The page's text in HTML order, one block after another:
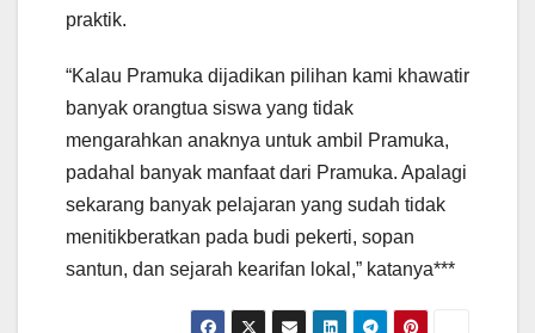
praktik.
“Kalau Pramuka dijadikan pilihan kami khawatir
banyak orangtua siswa yang tidak
mengarahkan anaknya untuk ambil Pramuka,
padahal banyak manfaat dari Pramuka. Apalagi
sekarang banyak pelajaran yang sudah tidak
menitikberatkan pada budi pekerti, sopan
santun, dan sejarah kearifan lokal,” katanya***